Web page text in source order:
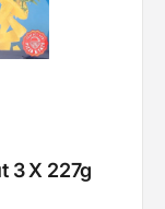
3 X 227g